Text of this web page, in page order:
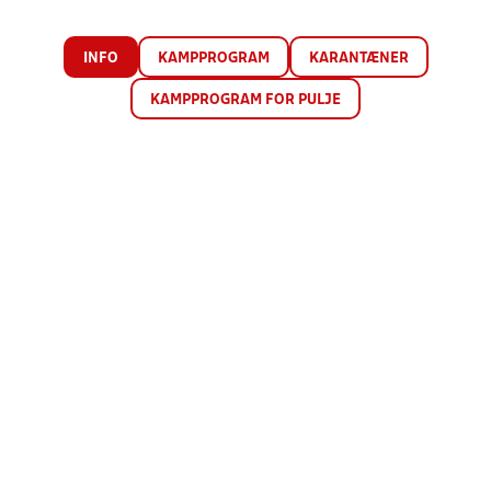
INFO KAMPPROGRAM KARANTÆNER
KAMPPROGRAM FOR PULJE